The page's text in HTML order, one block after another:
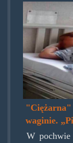
"Ciężarna"
waginie.
W pochwie